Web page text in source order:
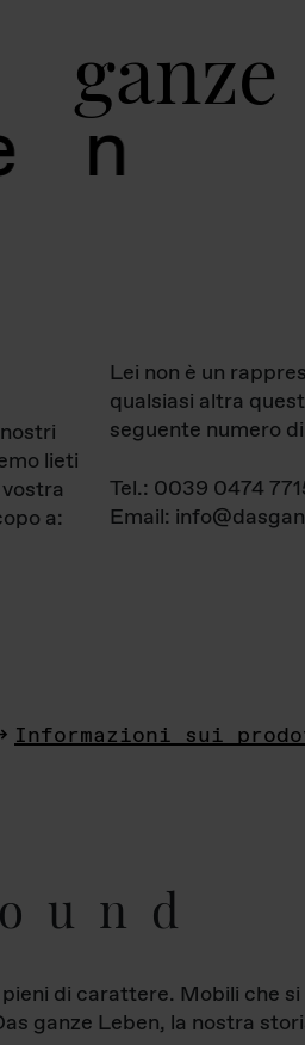
ganz
e
lieti
a:
Lei non è un
qualsiasi altra
seguente numero
Tel.: 0039 0474
Email:
Informazioni sui
di carattere. Mobili che
ganze Leben, la nostra